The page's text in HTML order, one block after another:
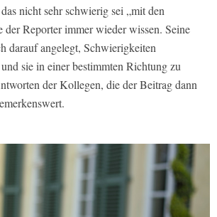
nicht sehr schwierig sei „mit den
Reporter immer wieder wissen. Seine
darauf angelegt, Schwierigkeiten
sie in einer bestimmten Richtung zu
der Kollegen, die der Beitrag dann